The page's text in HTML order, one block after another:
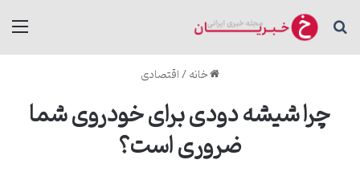
جستجو برای
خانه/اقتصادی
چرا شیشه دودی برای خودروی شما
ضروری است؟